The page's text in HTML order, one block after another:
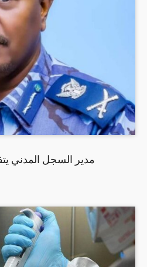
مدير السجل المدني